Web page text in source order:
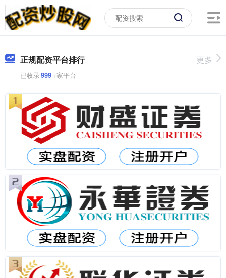
正规配资平台排行
已收录999+家平台
更多